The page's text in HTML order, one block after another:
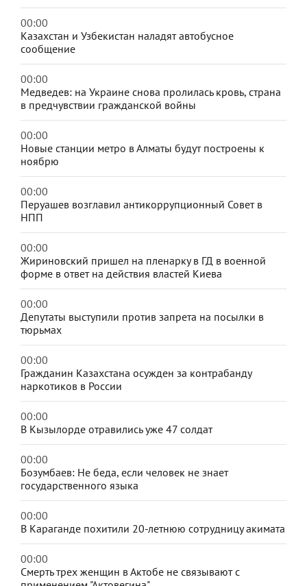
00:00
Казахстан и Узбекистан наладят автобусное
сообщение
00:00
Медведев: на Украине снова пролилась кровь, страна
в предчувствии гражданской войны
00:00
Новые станции метро в Алматы будут построены к
ноябрю
00:00
Перуашев возглавил антикоррупционный Совет в
НПП
00:00
Жириновский пришел на пленарку в ГД в военной
форме в ответ на действия властей Киева
00:00
Депутаты выступили против запрета на посылки в
тюрьмах
00:00
Гражданин Казахстана осужден за контрабанду
наркотиков в России
00:00
В Кызылорде отравились уже 47 солдат
00:00
Бозумбаев: Не беда, если человек не знает
государственного языка
00:00
В Караганде похитили 20-летнюю сотрудницу акимата
00:00
Смерть трех женщин в Актобе не связывают с